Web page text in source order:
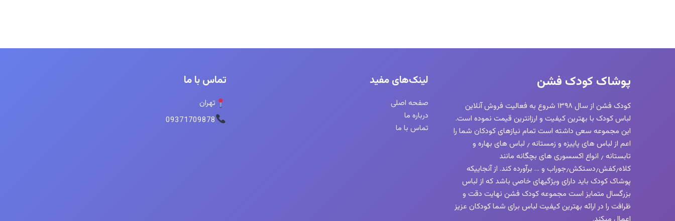
پوشاک کودک فشن
کودک فشن از سال ۱۳۹۸ شروع به فعالیت فروش آنلاین
لباس کودک با بهترین کیفیت و ارزانترین قیمت نموده است.
این مجموعه سعی داشته است تمام نیازهای کودکان شما را
اعم از لباس های پاییزه و زمستانه ٫ لباس های بهاره و
تابستانه ٫ انواع اکسسوری های بچگانه مانند
کلاه٫کفش٫دستکش٫جوراب و … برآورده کند. از آنجاییکه
پوشاک کودک باید دارای ویژگیهای خاصی باشد که از لباس
بزرگسال متمایز است مجموعه کودک فشن نهایت دقت و
ظرافت را در ارائه بهترین کیفیت لباس برای شما کودکان عزیز
لینک‌های مفید
صفحه اصلی
درباره ما
تماس با ما
تماس با ما
تهران
09371709878